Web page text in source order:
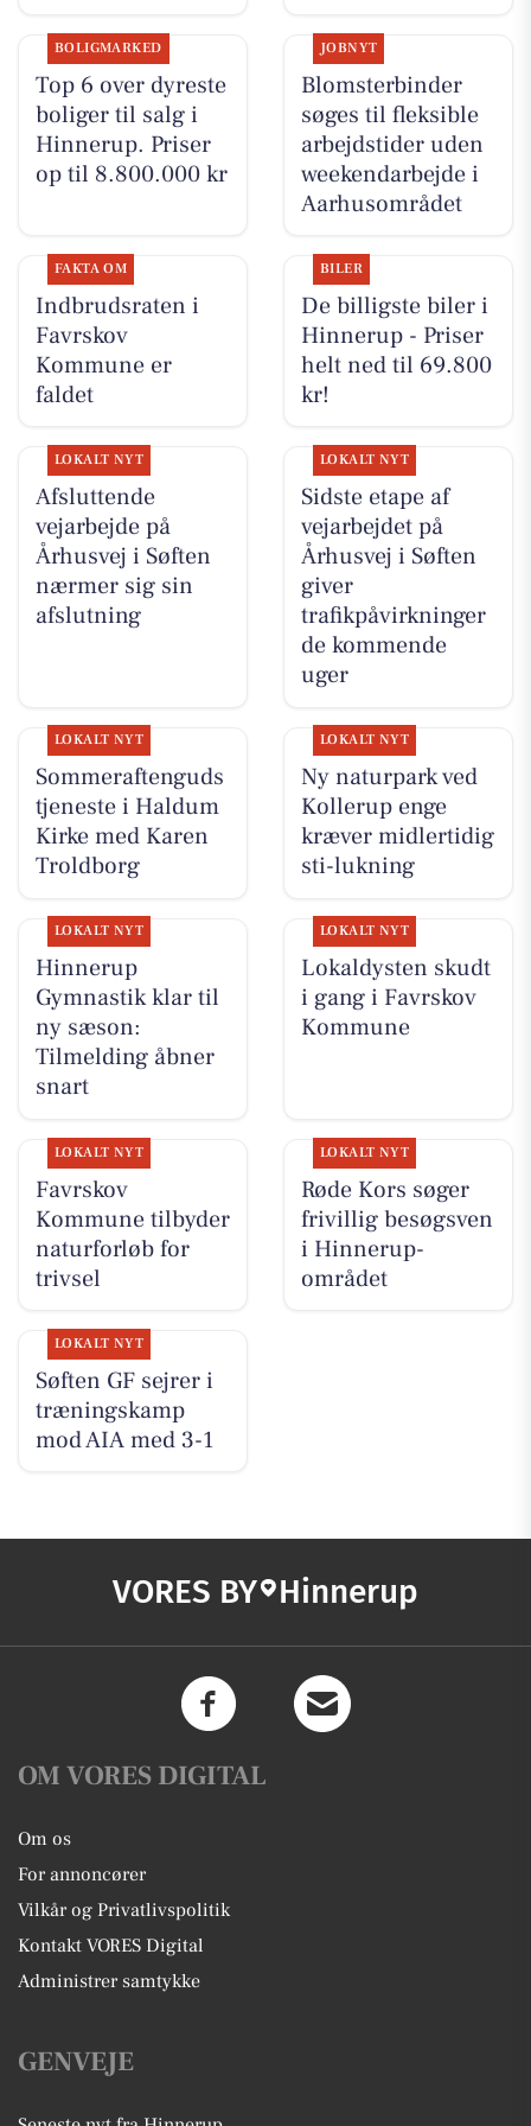
BOLIGMARKED
Top 6 over dyreste
boliger til salg i
Hinnerup. Priser
op til 8.800.000 kr
JOBNYT
Blomsterbinder
søges til fleksible
arbejdstider uden
weekendarbejde i
Aarhusområdet
FAKTA OM
Indbrudsraten i
Favrskov
Kommune er
faldet
BILER
De billigste biler i
Hinnerup - Priser
helt ned til 69.800
kr!
LOKALT NYT
Afsluttende
vejarbejde på
Århusvej i Søften
nærmer sig sin
afslutning
LOKALT NYT
Sidste etape af
vejarbejdet på
Århusvej i Søften
giver
trafikpåvirkninger
de kommende
uger
LOKALT NYT
Sommeraftenguds
tjeneste i Haldum
Kirke med Karen
Troldborg
LOKALT NYT
Ny naturpark ved
Kollerup enge
kræver midlertidig
sti-lukning
LOKALT NYT
Hinnerup
Gymnastik klar til
ny sæson:
Tilmelding åbner
snart
LOKALT NYT
Lokaldysten skudt
i gang i Favrskov
Kommune
LOKALT NYT
Favrskov
Kommune tilbyder
naturforløb for
trivsel
LOKALT NYT
Røde Kors søger
frivillig besøgsven
i Hinnerup-
området
LOKALT NYT
Søften GF sejrer i
træningskamp
mod AIA med 3-1
VORES BY Hinnerup
OM VORES DIGITAL
Om os
For annoncører
Vilkår og Privatlivspolitik
Kontakt VORES Digital
Administrer samtykke
GENVEJE